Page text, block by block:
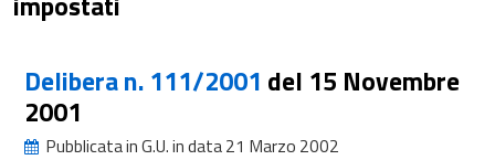
Delibera n. 111/2001 del 15 Novembre
2001
Pubblicata in G.U. in data 21 Marzo 2002